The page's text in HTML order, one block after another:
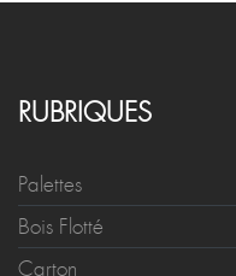
RUBRIQUES